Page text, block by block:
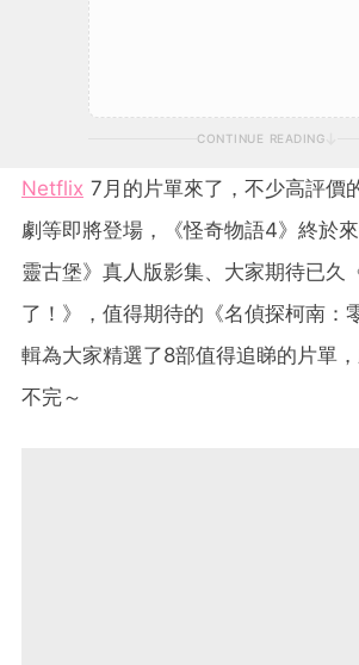
CONTINUE READING
Netflix 7月的片單來了，不少高評價
劇等即將登場，《怪奇物語4》終於
靈古堡》真人版影集、大家期待已久
了！》，值得期待的《名偵探柯南：
輯為大家精選了8部值得追睇的片單
不完～